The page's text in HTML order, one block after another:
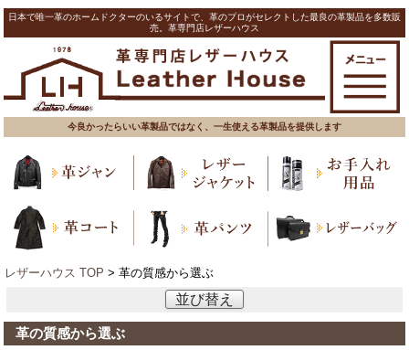
日本で唯一革のホームドクターのいるサイトで、革のプロがセレクトした最良の革製品を多数販
売。革専門店レザーハウス
今良かったらいい革製品ではなく、一生使える革製品を提供します
レザーハウス TOP > 革の質感から選ぶ
並び替え
革の質感から選ぶ